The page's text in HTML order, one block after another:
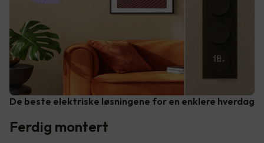
De beste elektriske løsningene for en enklere hverdag
Ferdig montert